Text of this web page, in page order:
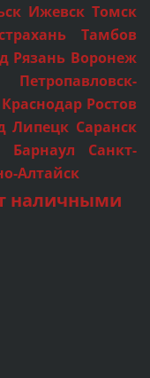
Ижевск Томск
Тамбов
Рязань Воронеж
Ростов
Липецк Саранск
Санкт-
Алтайск